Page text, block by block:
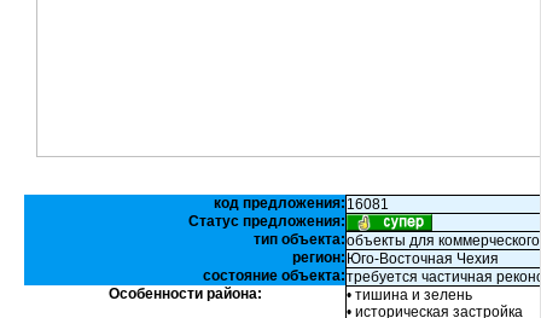
код предложения: 16081
Статус предложения:
тип объекта:объекты для
регион: Юго-Восточная Чехия
состояние объекта:требуется частичная
Особенности района:
• тишина и зелень
• историческая застройка